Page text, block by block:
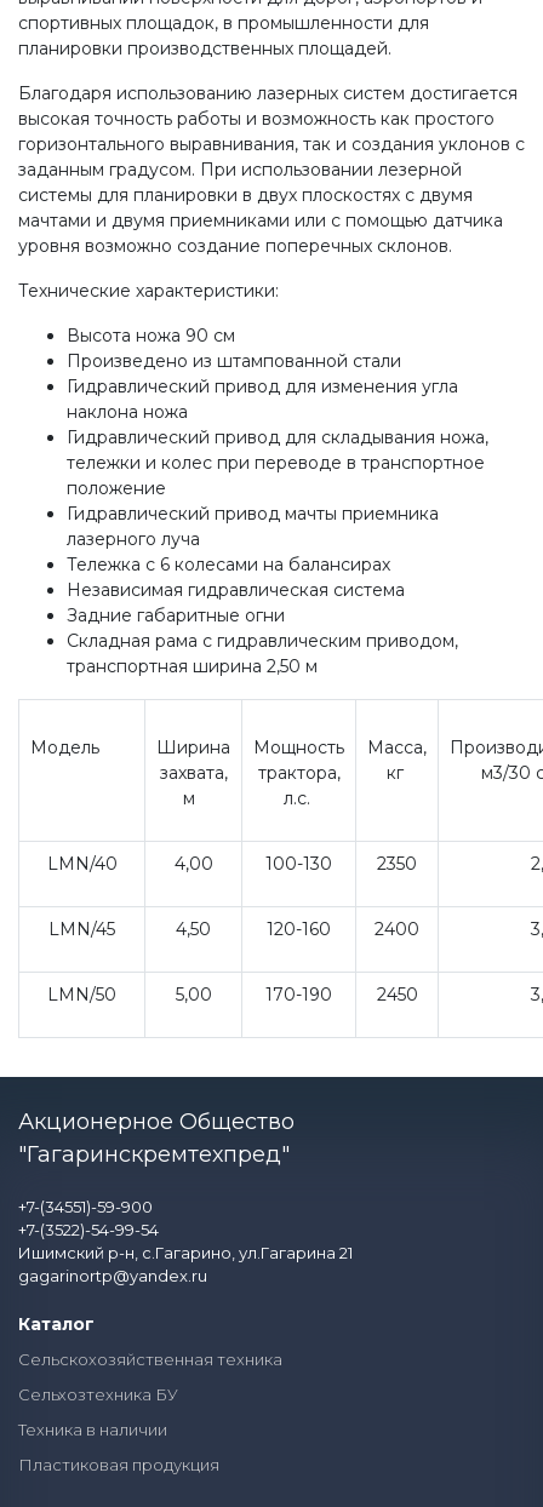
спортивных площадок, в промышленности для
планировки производственных площадей.
Благодаря использованию лазерных систем достигается
высокая точность работы и возможность как простого
горизонтального выравнивания, так и создания уклонов с
заданным градусом. При использовании лезерной
системы для планировки в двух плоскостях с двумя
мачтами и двумя приемниками или с помощью датчика
уровня возможно создание поперечных склонов.
Технические характеристики:
Высота ножа 90 см
Произведено из штампованной стали
Гидравлический привод для изменения угла
наклона ножа
Гидравлический привод для складывания ножа,
тележки и колес при переводе в транспортное
положение
Гидравлический привод мачты приемника
лазерного луча
Тележка с 6 колесами на балансирах
Независимая гидравлическая система
Задние габаритные огни
Складная рама с гидравлическим приводом,
транспортная ширина 2,50 м
Модель
Ширина
захвата,
м
Мощность
трактора,
л.с.
Масса,
кг
м3/30
LMN/40 4,00 100-130 2350
LMN/45 4,50 120-160 2400
LMN/50 5,00 170-190 2450
Акционерное Общество
"Гагаринскремтехпред"
+7-(34551)-59-900
+7-(3522)-54-99-54
Ишимский р-н, с.Гагарино, ул.Гагарина 21
gagarinortp@yandex.ru
Каталог
Сельскохозяйственная техника
Сельхозтехника БУ
Техника в наличии
Пластиковая продукция